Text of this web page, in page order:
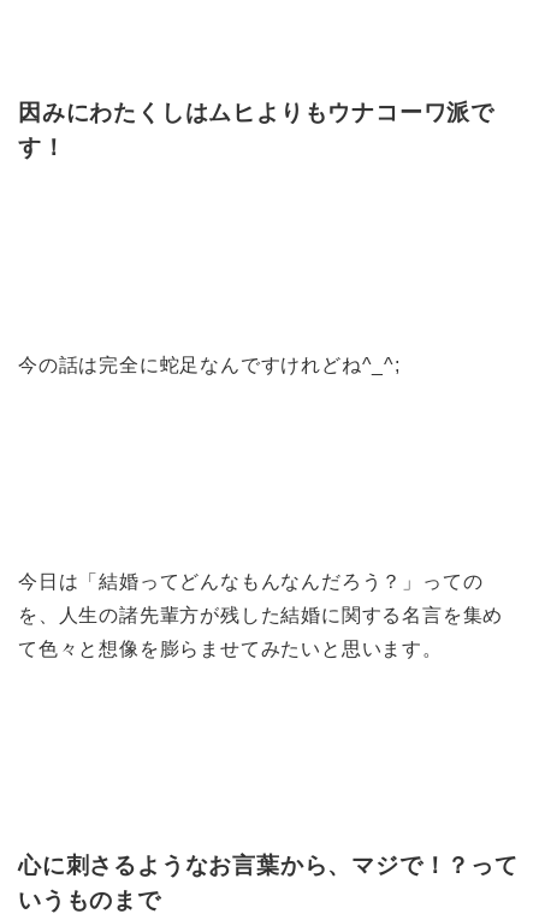
因みにわたくしはムヒよりもウナコーワ派で
す！
今の話は完全に蛇足なんですけれどね^_^;
今日は「結婚ってどんなもんなんだろう？」っての
を、人生の諸先輩方が残した結婚に関する名言を集め
て色々と想像を膨らませてみたいと思います。
心に刺さるようなお言葉から、マジで！？って
いうものまで